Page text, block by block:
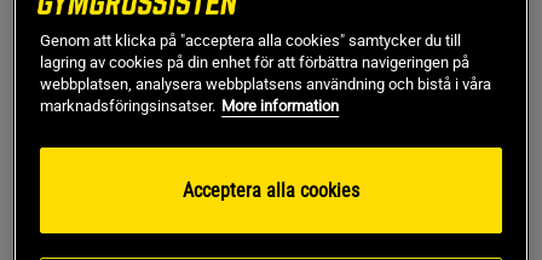
SKU #750R | EAN658556043813
Clear Whey från Applied Nutrition är ett hydrolyserat
vassleprotein som ger en klar dryck. Mycket hög proteinhalt
och lågt innehåll av fett och kolhydrater. Blandas bäst med
Genom att klicka på "acceptera alla cookies" samtycker du till
lagring av cookies på din enhet för att förbättra navigeringen på
webbplatsen, analysera webbplatsens användning och bistå i våra
marknadsföringsinsatser. More information
Acceptera alla cookies